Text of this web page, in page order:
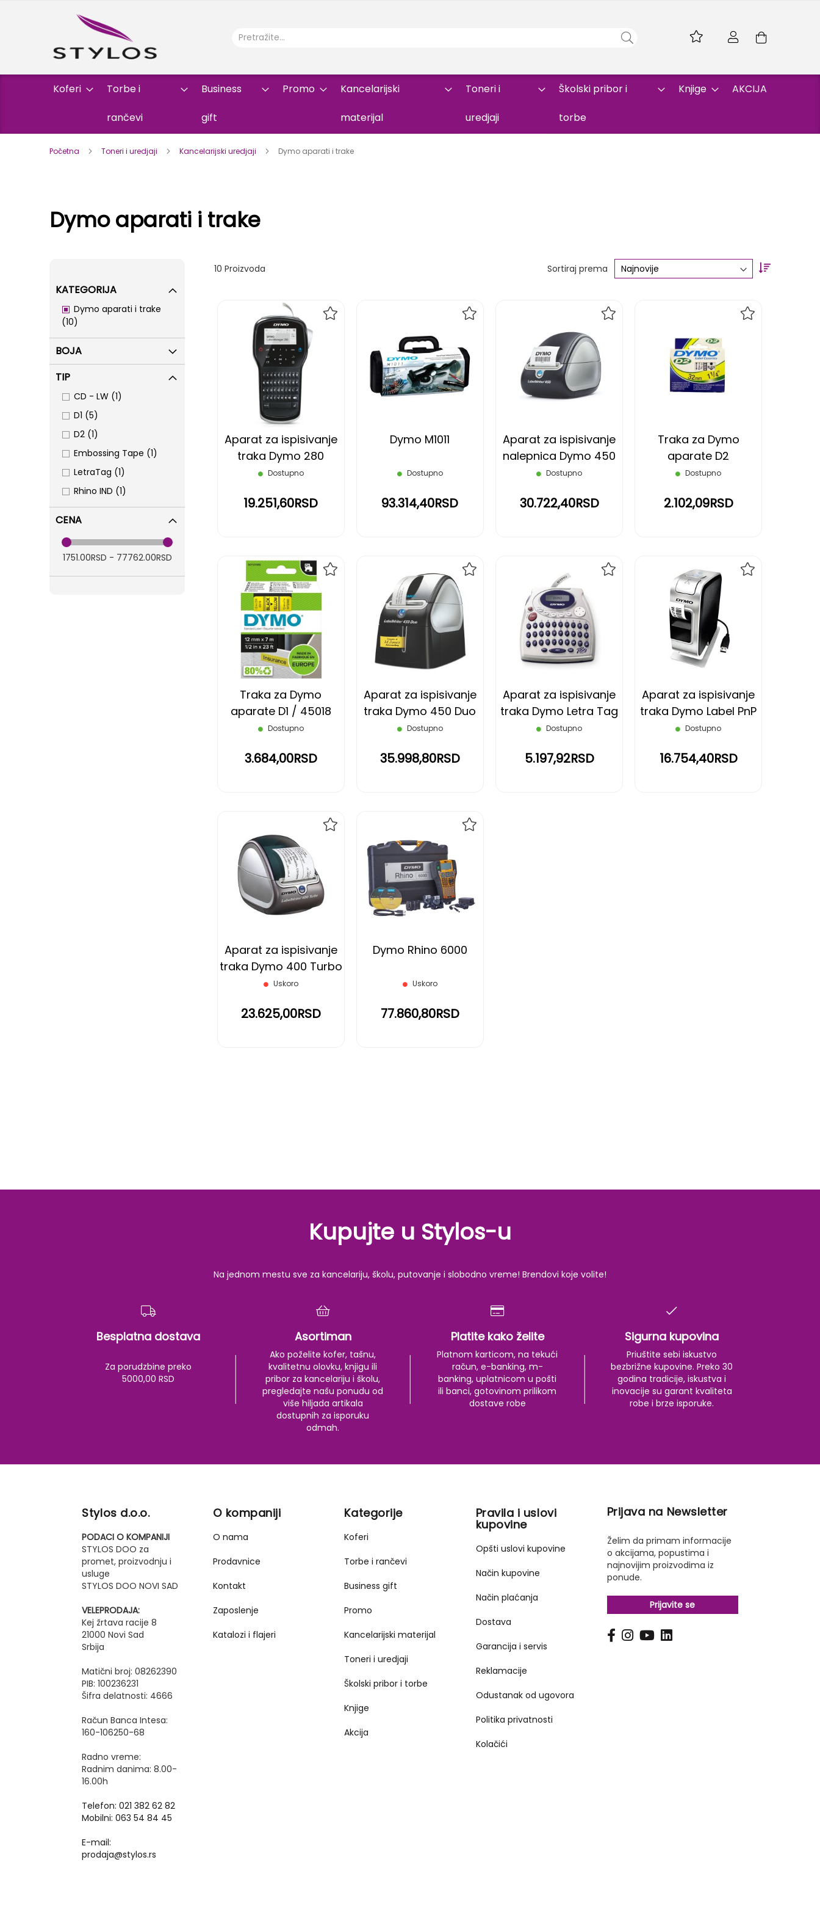
Skip
Koferi Torbe i
rančevi
Business
gift
Promo Kancelarijski
materijal
Toneri i
uredjaji
Školski pribor i
torbe
Knjige AKCIJA
Početna Toneri i uredjaji Kancelarijski uredjaji Dymo aparati i trake
Dymo aparati i trake
10 Proizvoda Sortiraj prema
Set
Aparat za ispisivanje
traka Dymo 280
Dostupno
19.251,60RSD
Dymo M1011
Dostupno
93.314,40RSD
NA
LISTU
Aparat za ispisivanje
nalepnica Dymo 450
Dostupno
30.722,40RSD
Traka za Dymo
aparate D2
Dostupno
2.102,09RSD
Traka za Dymo
aparate D1 / 45018
Dostupno
3.684,00RSD
Aparat za ispisivanje
traka Dymo 450 Duo
Dostupno
35.998,80RSD
Aparat za ispisivanje
traka Dymo Letra Tag
QX50
Dostupno
5.197,92RSD
Aparat za ispisivanje
traka Dymo Label PnP
D1
Dostupno
16.754,40RSD
Aparat za ispisivanje
traka Dymo 400 Turbo
Uskoro
23.625,00RSD
Dymo Rhino 6000
Uskoro
77.860,80RSD
ŽELJA
KATEGORIJA
Dymo aparati i trake
10
items
BOJA
TIP
CD - LW 1
item
D1 5
items
D2 1
item
Embossing Tape 1
item
LetraTag 1
item
Rhino IND 1
item
CENA
1751.00RSD - 77762.00RSD
Kupujte u Stylos-u
Na jednom mestu sve za kancelariju, školu, putovanje i slobodno vreme! Brendovi koje volite!
Besplatna dostava
Za porudzbine preko
5000,00 RSD
Asortiman
Ako poželite kofer, tašnu,
kvalitetnu olovku, knjigu ili
pribor za kancelariju i školu,
pregledajte našu ponudu od
više hiljada artikala
dostupnih za isporuku
odmah.
Platite kako želite
Platnom karticom, na tekući
račun, e-banking, m-
banking, uplatnicom u pošti
ili banci, gotovinom prilikom
dostave robe
Sigurna kupovina
Priuštite sebi iskustvo
bezbrižne kupovine. Preko 30
godina tradicije, iskustva i
inovacije su garant kvaliteta
robe i brze isporuke.
Stylos d.o.o.
PODACI O KOMPANIJI
STYLOS DOO za
promet, proizvodnju i
usluge
STYLOS DOO NOVI SAD
VELEPRODAJA:
Kej žrtava racije 8
21000 Novi Sad
Srbija
Matični broj: 08262390
PIB: 100236231
Šifra delatnosti: 4666
Račun Banca Intesa:
160-106250-68
Radno vreme:
Radnim danima: 8.00-
16.00h
Telefon: 021 382 62 82
Mobilni: 063 54 84 45
E-mail:
prodaja@stylos.rs
O kompaniji
O nama
Prodavnice
Kontakt
Zaposlenje
Katalozi i flajeri
Kategorije
Koferi
Torbe i rančevi
Business gift
Promo
Kancelarijski materijal
Toneri i uredjaji
Školski pribor i torbe
Knjige
Akcija
Pravila i uslovi
kupovine
Opšti uslovi kupovine
Način kupovine
Način plaćanja
Dostava
Garancija i servis
Reklamacije
Odustanak od ugovora
Politika privatnosti
Kolačići
Prijava na Newsletter
Želim da primam informacije
o akcijama, popustima i
najnovijim proizvodima iz
ponude.
Prijavite se